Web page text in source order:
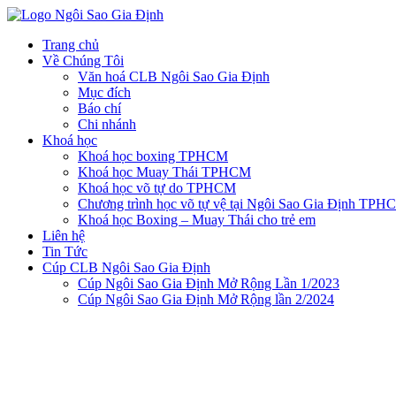
Trang chủ
Về Chúng Tôi
Văn hoá CLB Ngôi Sao Gia Định
Mục đích
Báo chí
Chi nhánh
Khoá học
Khoá học boxing TPHCM
Khoá học Muay Thái TPHCM
Khoá học võ tự do TPHCM
Chương trình học võ tự vệ tại Ngôi Sao Gia Định
Khoá học Boxing – Muay Thái cho trẻ em
Liên hệ
Tin Tức
Cúp CLB Ngôi Sao Gia Định
Cúp Ngôi Sao Gia Định Mở Rộng Lần 1/2023
Cúp Ngôi Sao Gia Định Mở Rộng lần 2/2024